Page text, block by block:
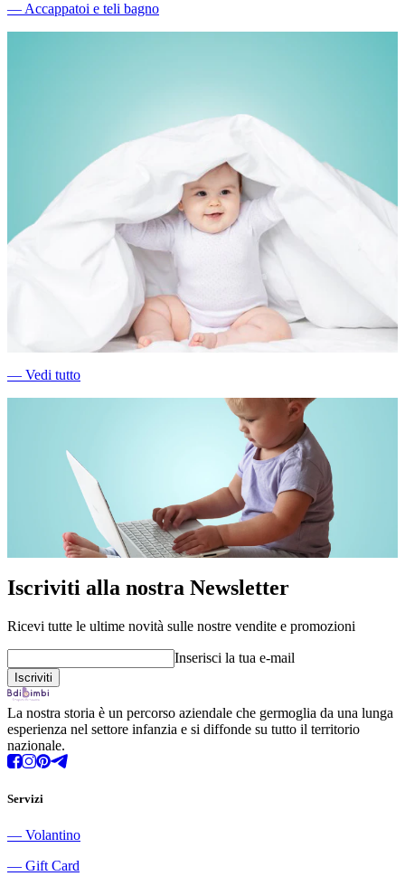
―Accappatoi e teli bagno
― Vedi tutto
Iscriviti alla nostra Newsletter
Ricevi tutte le ultime novità sulle nostre vendite e promozioni
Inserisci la tua e-mail
La nostra storia è un percorso aziendale che germoglia da una lunga
esperienza nel settore infanzia e si diffonde su tutto il territorio
nazionale.
Servizi
― Volantino
― Gift Card